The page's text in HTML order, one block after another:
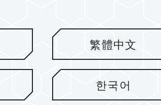
Chips
繁體中文
한국어